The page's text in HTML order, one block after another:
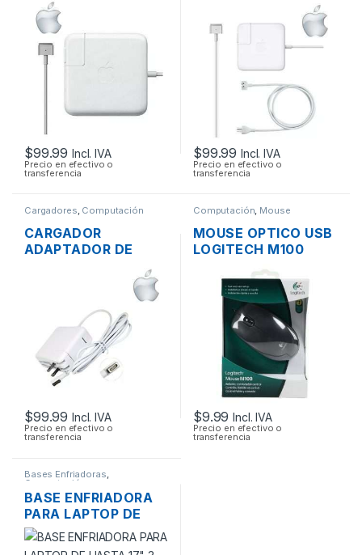
LAPTOP MAC APPLE
MAGSAFE 2 20V
4.25A 85W ORIGINAL
+ CABLE DE PODER
$99.99 Incl. IVA
Precio en efectivo o
transferencia
LAPTOP MAC APPLE
MAGSAFE 2 16.5V
ORIGINAL + CABLE
DE PODER
$99.99 Incl. IVA
Precio en efectivo o
transferencia
Cargadores Computación
CARGADOR
ADAPTADOR DE
ENERGÍA MAC APPLE
MAGSAFE 15.4V 3.1A
45W ORIGINAL
$99.99 Incl. IVA
Precio en efectivo o
transferencia
Computación Mouse
MOUSE OPTICO USB
LOGITECH M100
$9.99 Incl. IVA
Precio en efectivo o
transferencia
Bases Enfriadoras,
Computación
BASE ENFRIADORA
PARA LAPTOP DE
HASTA 17″ 3
VENTILADORES